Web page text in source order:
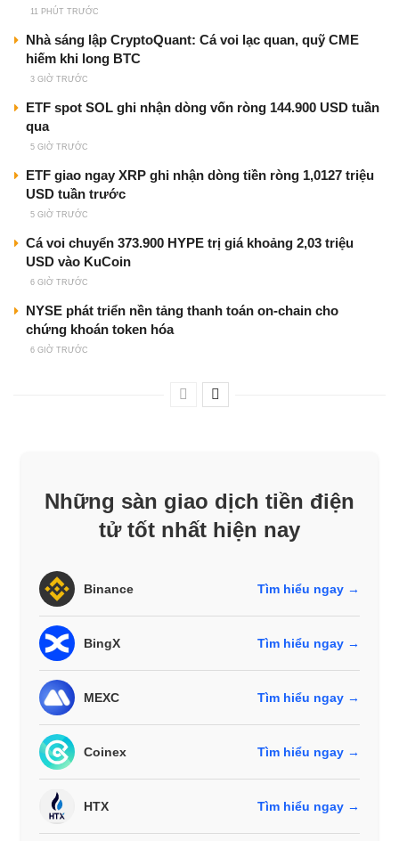
11 PHÚT TRƯỚC
Nhà sáng lập CryptoQuant: Cá voi lạc quan, quỹ CME
hiếm khi long BTC
3 GIỜ TRƯỚC
ETF spot SOL ghi nhận dòng vốn ròng 144.900 USD tuần
qua
5 GIỜ TRƯỚC
ETF giao ngay XRP ghi nhận dòng tiền ròng 1,0127 triệu
USD tuần trước
5 GIỜ TRƯỚC
Cá voi chuyển 373.900 HYPE trị giá khoảng 2,03 triệu
USD vào KuCoin
6 GIỜ TRƯỚC
NYSE phát triển nền tảng thanh toán on-chain cho
chứng khoán token hóa
6 GIỜ TRƯỚC
Những sàn giao dịch tiền điện
tử tốt nhất hiện nay
Binance Tìm hiểu ngay →
BingX Tìm hiểu ngay →
MEXC Tìm hiểu ngay →
Coinex Tìm hiểu ngay →
HTX Tìm hiểu ngay →